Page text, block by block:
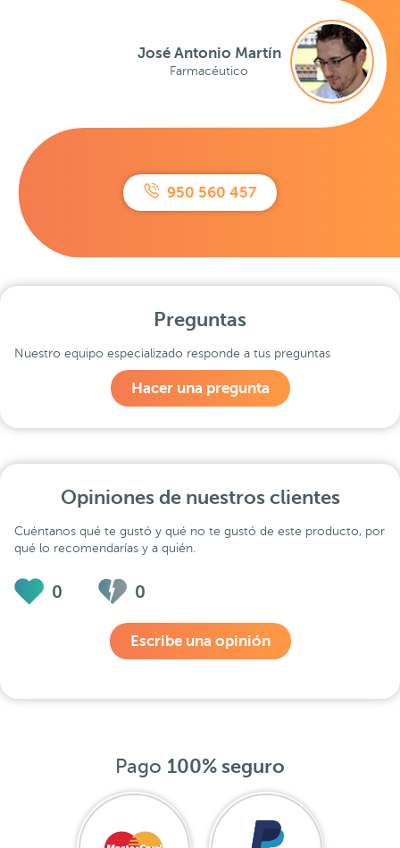
950 560 457
José Antonio Martín
Farmacéutico
Preguntas
Nuestro equipo especializado responde a tus preguntas
Hacer una pregunta
Opiniones de nuestros clientes
Cuéntanos qué te gustó y qué no te gustó de este producto, por
qué lo recomendarías y a quién.
0 0
Escribe una opinión
Pago 100% seguro